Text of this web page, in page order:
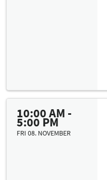
10:00 AM -
5:00 PM
FRI 08. NOVEMBER